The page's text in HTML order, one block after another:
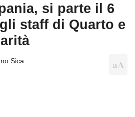
si parte il 6
staff di Quarto e
Sica